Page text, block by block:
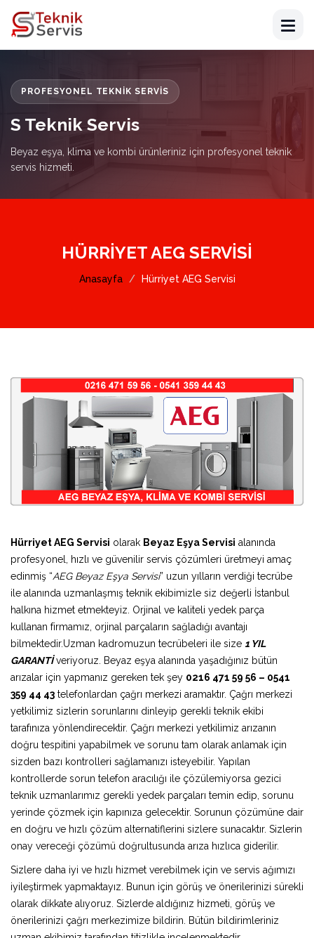
PROFESYONEL TEKNIK SERVIS
S Teknik Servis
Beyaz eşya, klima ve kombi ürünleriniz için profesyonel teknik
servis hizmeti.
HÜRRIYET AEG SERVISI
Anasayfa Hürriyet AEG Servisi
Hürriyet AEG Servisi olarak Beyaz Eşya Servisi alanında
profesyonel, hızlı ve güvenilir servis çözümleri üretmeyi amaç
edinmiş “AEG Beyaz Eşya Servisi” uzun yılların verdiği tecrübe
ile alanında uzmanlaşmış teknik ekibimizle siz değerli İstanbul
halkına hizmet etmekteyiz. Orjinal ve kaliteli yedek parça
kullanan firmamız, orjinal parçaların sağladığı avantajı
bilmektedir.Uzman kadromuzun tecrübeleri ile size 1 YIL
GARANTİveriyoruz. Beyaz eşya alanında yaşadığınız bütün
arızalar için yapmanız gereken tek şey 0216 471 59 56 – 0541
359 44 43 telefonlardan çağrı merkezi aramaktır. Çağrı merkezi
yetkilimiz sizlerin sorunlarını dinleyip gerekli teknik ekibi
tarafınıza yönlendirecektir. Çağrı merkezi yetkilimiz arızanın
doğru tespitini yapabilmek ve sorunu tam olarak anlamak için
sizden bazı kontrolleri sağlamanızı isteyebilir. Yapılan
kontrollerde sorun telefon aracılığı ile çözülemiyorsa gezici
teknik uzmanlarımız gerekli yedek parçaları temin edip, sorunu
yerinde çözmek için kapınıza gelecektir. Sorunun çözümüne dair
en doğru ve hızlı çözüm alternatiflerini sizlere sunacaktır. Sizlerin
onay vereceği çözümü doğrultusunda arıza hızlıca giderilir.
Sizlere daha iyi ve hızlı hizmet verebilmek için ve servis ağımızı
iyileştirmek yapmaktayız. Bunun için görüş ve önerilerinizi sürekli
olarak dikkate alıyoruz. Sizlerde aldığınız hizmeti, görüş ve
önerilerinizi çağrı merkezimize bildirin. Bütün bildirimleriniz